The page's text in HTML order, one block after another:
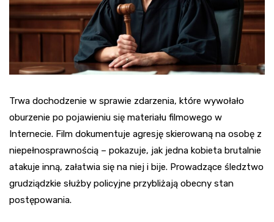
Trwa dochodzenie w sprawie zdarzenia, które wywołało
oburzenie po pojawieniu się materiału filmowego w
Internecie. Film dokumentuje agresję skierowaną na osobę z
niepełnosprawnością – pokazuje, jak jedna kobieta brutalnie
atakuje inną, załatwia się na niej i bije. Prowadzące śledztwo
grudziądzkie służby policyjne przybliżają obecny stan
postępowania.